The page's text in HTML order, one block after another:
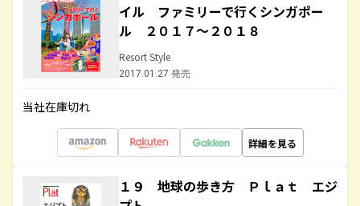
イル ファミリーで行くシンガポー
ル ２０１７～２０１８
Resort Style
2017.01.27 発売
当社在庫切れ
詳細を見る
１９ 地球の歩き方 Ｐｌａｔ エジ